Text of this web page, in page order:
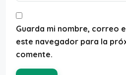
Guarda mi nombre, correo
este navegador para la
comente.